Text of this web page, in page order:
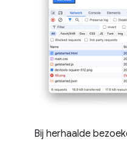
Bij herhaalde